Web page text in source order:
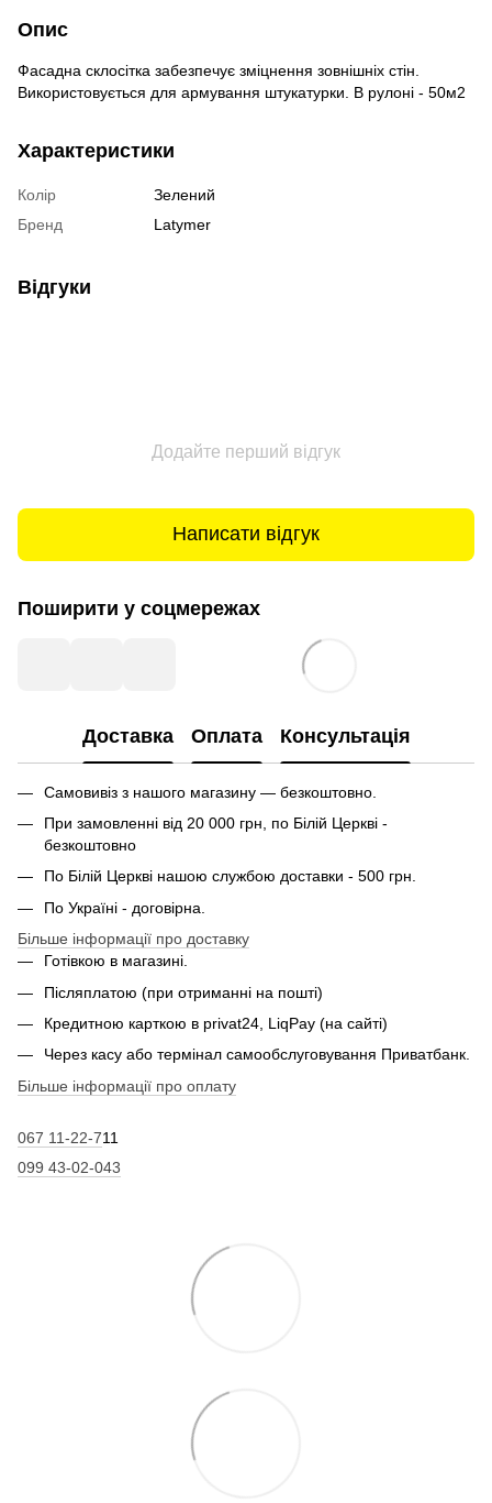
Опис
Фасадна склосітка забезпечує зміцнення зовнішніх стін.
Використовується для армування штукатурки. В рулоні - 50м2
Характеристики
Колір
Зелений
Бренд
Latymer
Відгуки
Додайте перший відгук
Написати відгук
Поширити у соцмережах
Доставка Оплата Консультація
Самовивіз з нашого магазину — безкоштовно.
При замовленні від 20 000 грн, по Білій Церкві -
безкоштовно
По Білій Церкві нашою службою доставки - 500 грн.
По Україні - договірна.
Більше інформації про доставку
Готівкою в магазині.
Післяплатою (при отриманні на пошті)
Кредитною карткою в privat24, LiqPay (на сайті)
Через касу або термінал самообслуговування Приватбанк.
Більше інформації про оплату
067 11-22-711
099 43-02-043